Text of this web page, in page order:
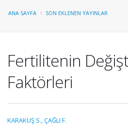
ANA SAYFA SON EKLENEN YAYINLAR
Fertilitenin
Faktörleri
KARAKUŞ S.,ÇAĞLI F.